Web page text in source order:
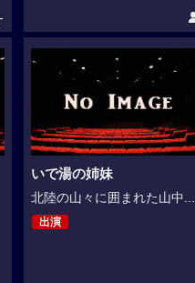
-
いで湯の姉妹
北陸の山々に囲まれた山中...
出演